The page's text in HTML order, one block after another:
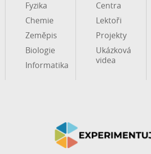
Fyzika
Chemie
Zeměpis
Biologie
Informatika
Centra
Lektoři
Projekty
Ukázková
videa